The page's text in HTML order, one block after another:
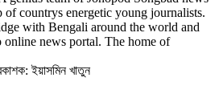
countrys energetic young journalists.
with Bengali around the world and
news portal. The home of
ইয়াসমিন খাতুন